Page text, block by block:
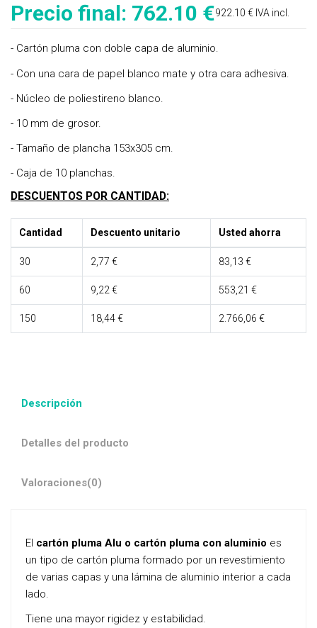
Precio final: 762.10 €922.10 € IVA incl.
- Cartón pluma con doble capa de aluminio.
- Con una cara de papel blanco mate y otra cara adhesiva.
- Núcleo de poliestireno blanco.
- 10 mm de grosor.
- Tamaño de plancha 153x305 cm.
- Caja de 10 planchas.
DESCUENTOS POR CANTIDAD:
Cantidad Descuento unitario Usted ahorra
30 2,77 € 83,13 €
60 9,22 € 553,21 €
150 18,44 € 2.766,06 €
Descripción
Detalles del producto
Valoraciones(0)
El cartón pluma Alu o cartón pluma con aluminio es
un tipo de cartón pluma formado por un revestimiento
de varias capas y una lámina de aluminio interior a cada
lado.
Tiene una mayor rigidez y estabilidad.